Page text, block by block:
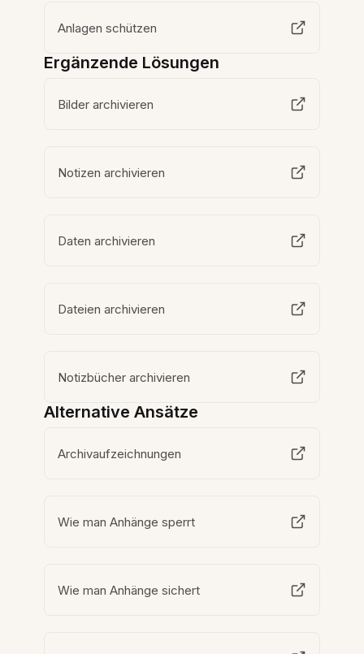
Anlagen schützen
Ergänzende Lösungen
Bilder archivieren
Notizen archivieren
Daten archivieren
Dateien archivieren
Notizbücher archivieren
Alternative Ansätze
Archivaufzeichnungen
Wie man Anhänge sperrt
Wie man Anhänge sichert